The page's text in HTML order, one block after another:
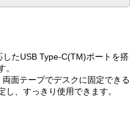
たUSB Type-C(TM)ポートを搭
面テープでデスクに固定できる
、すっきり使用できます。